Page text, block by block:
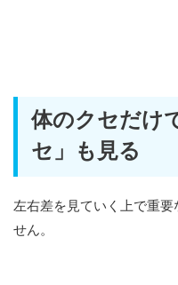
体のクセだけ
セ」も見る
左右差を見ていく上で重
せん。